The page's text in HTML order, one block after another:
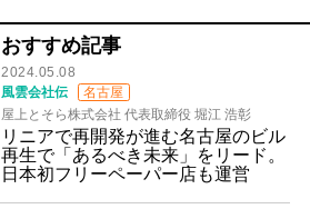
おすすめ記事
2024.05.08
風雲会社伝
名古屋
屋上とそら株式会社 代表取締役 堀江 浩彰
リニアで再開発が進む名古屋のビル
再生で「あるべき未来」をリード。
日本初フリーペーパー店も運営